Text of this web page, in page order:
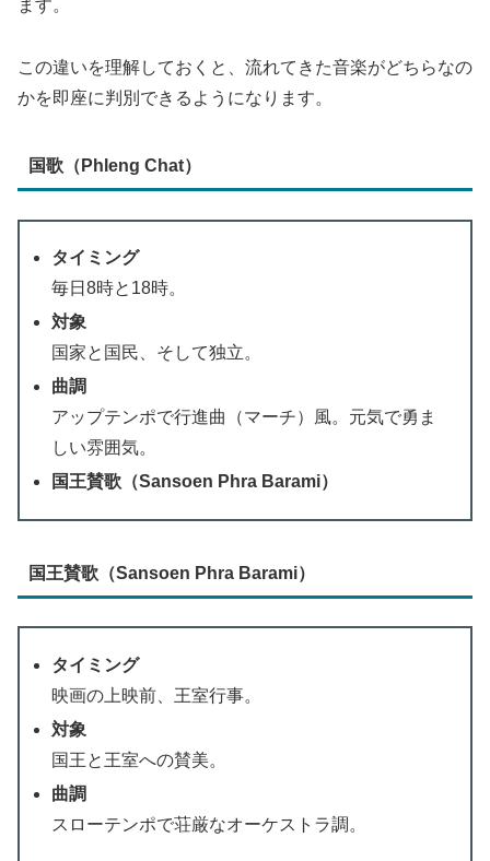
ます。
この違いを理解しておくと、流れてきた音楽がどちらなの
かを即座に判別できるようになります。
国歌（Phleng Chat）
タイミング
毎日8時と18時。
対象
国家と国民、そして独立。
曲調
アップテンポで行進曲（マーチ）風。元気で勇ま
しい雰囲気。
国王賛歌（Sansoen Phra Barami）
国王賛歌（Sansoen Phra Barami）
タイミング
映画の上映前、王室行事。
対象
国王と王室への賛美。
曲調
スローテンポで荘厳なオーケストラ調。